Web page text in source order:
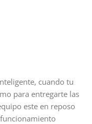
cuando tu
para entregarte las
este en reposo